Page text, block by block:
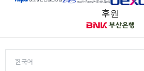
후원
한국어